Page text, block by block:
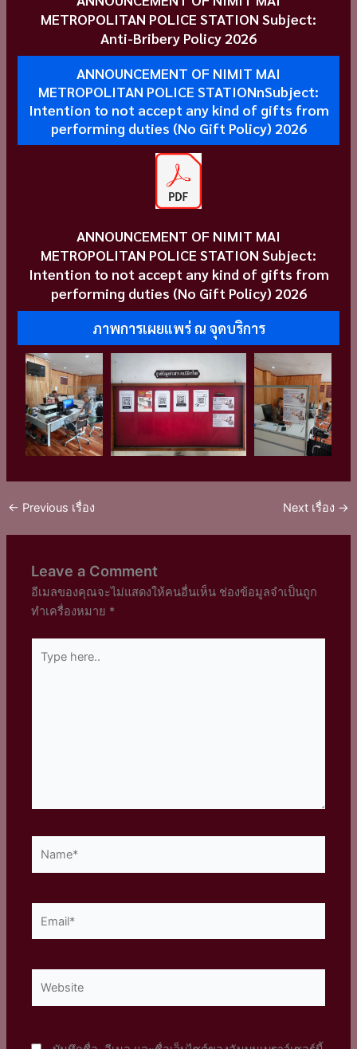
METROPOLITAN POLICE STATION Subject:
Anti-Bribery Policy 2026
ANNOUNCEMENT OF NIMIT MAI
METROPOLITAN POLICE STATIONnSubject:
Intention to not accept any kind of gifts from
performing duties (No Gift Policy) 2026
ANNOUNCEMENT OF NIMIT MAI
METROPOLITAN POLICE STATION Subject:
Intention to not accept any kind of gifts from
performing duties (No Gift Policy) 2026
ภาพการเผยแพร่ ณ จุดบริการ
← Previous เรื่อง Next เรื่อง →
Leave a Comment
อีเมลของคุณจะไม่แสดงให้คนอื่นเห็น ช่องข้อมูลจำเป็นถูก
ทำเครื่องหมาย *
here..